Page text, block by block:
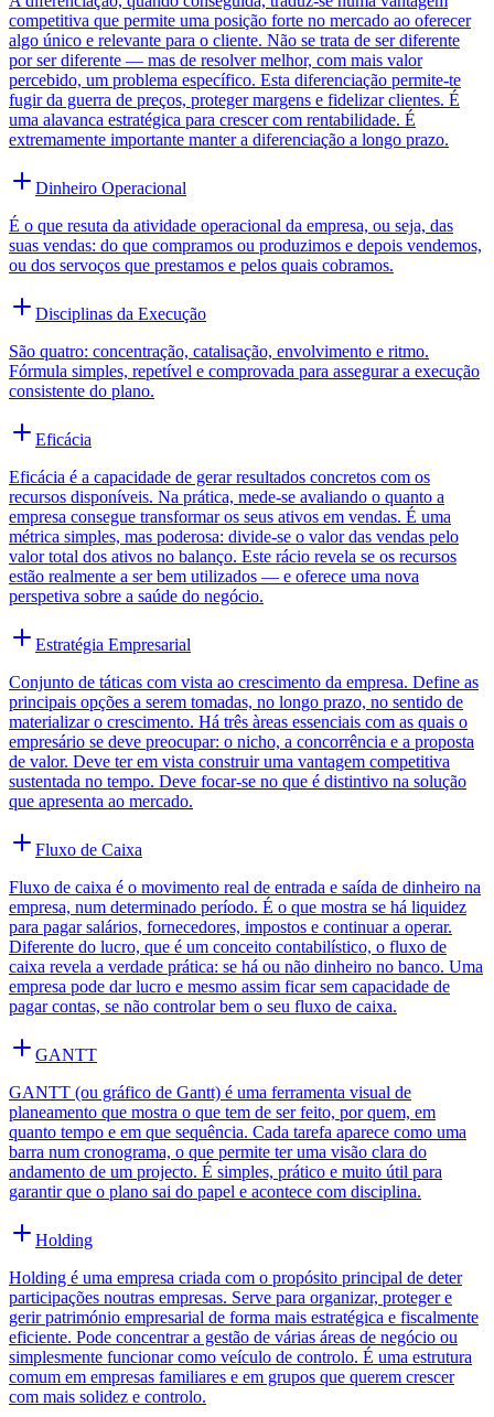
competitiva que permite uma posição forte no mercado ao oferecer
algo único e relevante para o cliente. Não se trata de ser diferente
por ser diferente — mas de resolver melhor, com mais valor
percebido, um problema específico. Esta diferenciação permite-te
fugir da guerra de preços, proteger margens e fidelizar clientes. É
uma alavanca estratégica para crescer com rentabilidade. É
extremamente importante manter a diferenciação a longo prazo.
Dinheiro Operacional
É o que resuta da atividade operacional da empresa, ou seja, das
suas vendas: do que compramos ou produzimos e depois vendemos,
ou dos servoços que prestamos e pelos quais cobramos.
Disciplinas da Execução
São quatro: concentração, catalisação, envolvimento e ritmo.
Fórmula simples, repetível e comprovada para assegurar a execução
consistente do plano.
Eficácia
Eficácia é a capacidade de gerar resultados concretos com os
recursos disponíveis. Na prática, mede-se avaliando o quanto a
empresa consegue transformar os seus ativos em vendas. É uma
métrica simples, mas poderosa: divide-se o valor das vendas pelo
valor total dos ativos no balanço. Este rácio revela se os recursos
estão realmente a ser bem utilizados — e oferece uma nova
perspetiva sobre a saúde do negócio.
Estratégia Empresarial
Conjunto de táticas com vista ao crescimento da empresa. Define as
principais opções a serem tomadas, no longo prazo, no sentido de
materializar o crescimento. Há três àreas essenciais com as quais o
empresário se deve preocupar: o nicho, a concorrência e a proposta
de valor. Deve ter em vista construir uma vantagem competitiva
sustentada no tempo. Deve focar-se no que é distintivo na solução
que apresenta ao mercado.
Fluxo de Caixa
Fluxo de caixa é o movimento real de entrada e saída de dinheiro na
empresa, num determinado período. É o que mostra se há liquidez
para pagar salários, fornecedores, impostos e continuar a operar.
Diferente do lucro, que é um conceito contabilístico, o fluxo de
caixa revela a verdade prática: se há ou não dinheiro no banco. Uma
empresa pode dar lucro e mesmo assim ficar sem capacidade de
pagar contas, se não controlar bem o seu fluxo de caixa.
GANTT
GANTT (ou gráfico de Gantt) é uma ferramenta visual de
planeamento que mostra o que tem de ser feito, por quem, em
quanto tempo e em que sequência. Cada tarefa aparece como uma
barra num cronograma, o que permite ter uma visão clara do
andamento de um projecto. É simples, prático e muito útil para
garantir que o plano sai do papel e acontece com disciplina.
Holding
Holding é uma empresa criada com o propósito principal de deter
participações noutras empresas. Serve para organizar, proteger e
gerir património empresarial de forma mais estratégica e fiscalmente
eficiente. Pode concentrar a gestão de várias áreas de negócio ou
simplesmente funcionar como veículo de controlo. É uma estrutura
comum em empresas familiares e em grupos que querem crescer
com mais solidez e controlo.